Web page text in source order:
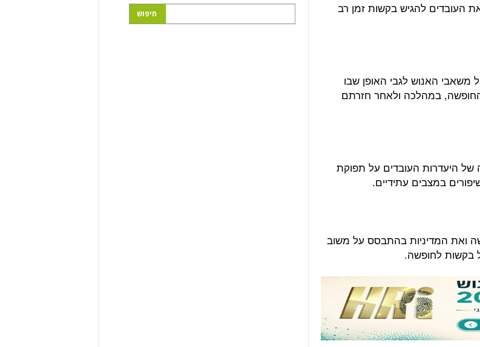
העובדים להגיש בקשות זמן רב
משאבי האנוש לגבי האופן שבו
במהלכה ולאחר חזרתם
היעדרות העובדים על תפוקת
במצבים עתידיים.
ואת המדיניות בהתבסס על משוב
בקשות לחופשה.